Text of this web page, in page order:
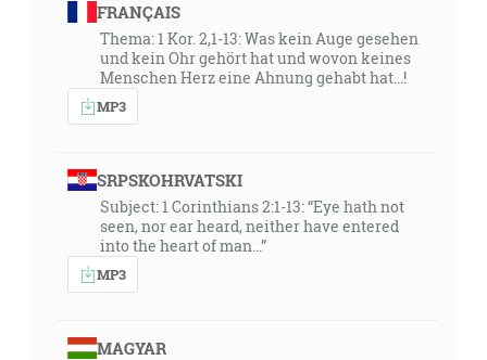
FRANÇAIS
Thema: 1 Kor. 2,1-13: Was kein Auge gesehen
und kein Ohr gehört hat und wovon keines
Menschen Herz eine Ahnung gehabt hat...!
MP3
SRPSKOHRVATSKI
Subject: 1 Corinthians 2:1-13: “Eye hath not
seen, nor ear heard, neither have entered
into the heart of man...”
MP3
MAGYAR